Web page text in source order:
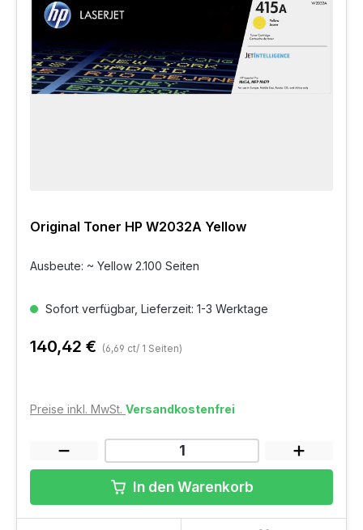
Original Toner HP W2032A Yellow
Ausbeute: ~ Yellow 2.100 Seiten
Sofort verfügbar, Lieferzeit: 1-3 Werktage
140,42 € (6,69 ct/ 1 Seiten)
Preise inkl. MwSt. Versandkostenfrei
In den Warenkorb